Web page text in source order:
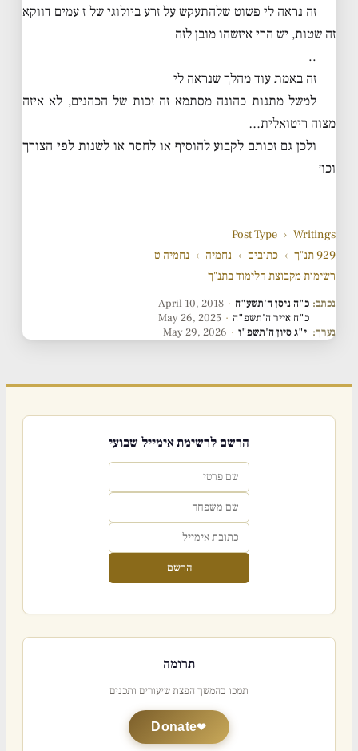
זה נראה לי פשוט שלהתעקש על זרע ביולוגי של ז עמים דווקא
זה שטות, יש הרי איזשהו מובן לזה
..
זה באמת עוד מהלך שנראה לי
למשל מתנות כהונה מסתמא זה זכות של הכהנים, לא איזה
מצוה ריטואלית…
ולכן גם זכותם לקבוע להוסיף או לחסר או לשנות לפי הצורך
וכו׳
Post Type › Writings
929 תנ"ך
› כתובים › נחמיה › נחמיה ט
רשימות מקבוצת הלימוד בתנ"ך
נכתב: כ"ה ניסן ה'תשע"ח ·
April 10, 2018
כ"ח אייר ה'תשפ"ה ·
May 26, 2025
נערך: י"ג סיון ה'תשפ"ו ·
May 29, 2026
הרשם לרשימת אימייל שבועי
הרשם
תרומה
תמכו בהמשך הפצת שיעורים ותכנים
Donate